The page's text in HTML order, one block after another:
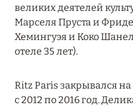
La Réserve Paris –
La Réserve Paris – Hotel &
Le Cinq Codet
великих деятелей
Марселя Пруста и
Хемингуэя и Коко
отеле 35 лет).
Ritz Paris закрывался
с 2012 по 2016 год.